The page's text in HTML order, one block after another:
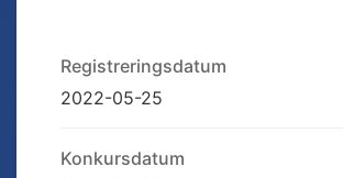
Registreringsdatum
2022-05-25
Konkursdatum